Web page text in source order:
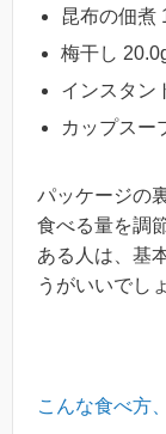
昆布の佃煮
梅干し
インスタン
カップスー
パッケージの
食べる量を調
ある人は、基
うがいいでし
こんな食べ方